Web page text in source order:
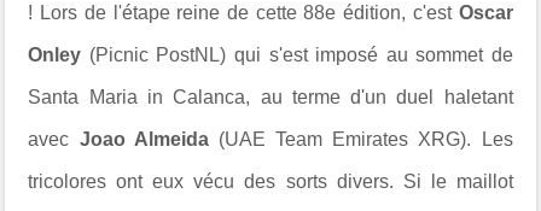
! Lors de l'étape reine de cette 88e édition, c'estOscar
Onley (Picnic PostNL) qui s'est imposé au sommet de
Santa Maria in Calanca, au terme d'un duel haletant
avec Joao Almeida(UAE Team Emirates XRG). Les
tricolores ont eux vécu des sorts divers. Si le maillot